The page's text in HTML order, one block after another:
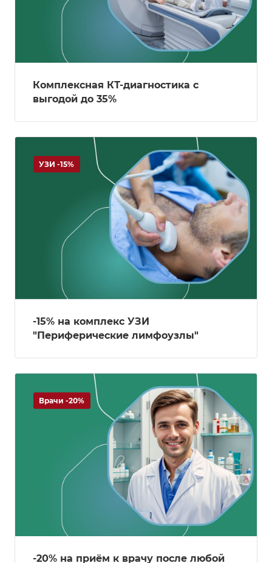
Комплексная КТ-диагностика с
выгодой до 35%
-15% на комплекс УЗИ
"Периферические лимфоузлы"
УЗИ -15%
-20% на приём к врачу после любой
Врачи -20%